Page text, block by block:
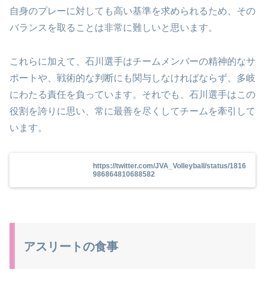
自身のプレーに対しても高い基準を求められるため、その
バランスを取ることは非常に難しいと思います。
これらに加えて、石川選手はチームメンバーの精神的なサ
ポートや、戦術的な判断にも関与しなければならず、多岐
にわたる責任を負っています。それでも、石川選手はこの
役割を誇りに思い、常に最善を尽くしてチームを牽引して
います。
https://twitter.com/JVA_Volleyball/status/1816
986864810688582
アスリートの食事